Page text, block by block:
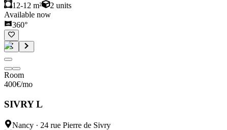
12-12 m²
2 units
Available now
360°
Room
400€/mo
SIVRY L
Nancy · 24 rue Pierre de Sivry